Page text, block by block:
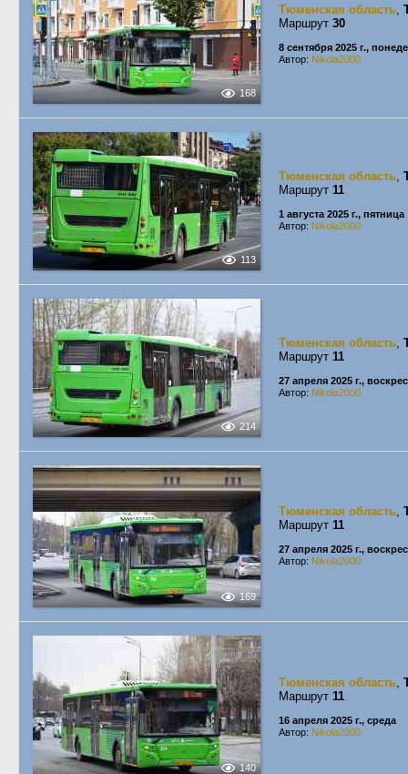
168
Тюменская область,
Маршрут 30
8 сентября 2025 г.,
Автор: Nikola2000
113
Тюменская область,
Маршрут 11
1 августа 2025 г., пятница
Автор: Nikola2000
214
Тюменская область,
Маршрут 11
27 апреля 2025 г.,
Автор: Nikola2000
169
Тюменская область,
Маршрут 11
27 апреля 2025 г.,
Автор: Nikola2000
140
Тюменская область,
Маршрут 11
16 апреля 2025 г., среда
Автор: Nikola2000